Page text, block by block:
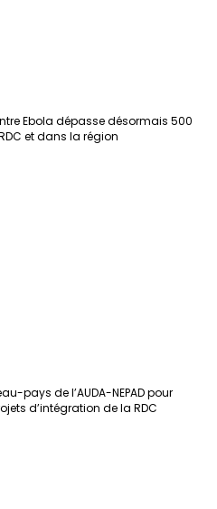
Ebola dépasse désormais 500
et dans la région
pays de l’AUDA-NEPAD pour
d’intégration de la RDC